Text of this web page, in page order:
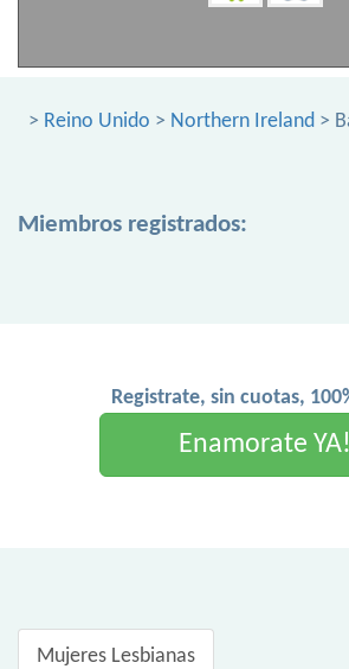
> Reino Unido > Northern Ireland >
Miembros registrados:
Registrate, sin cuotas,
Enamorate YA!
Mujeres Lesbianas